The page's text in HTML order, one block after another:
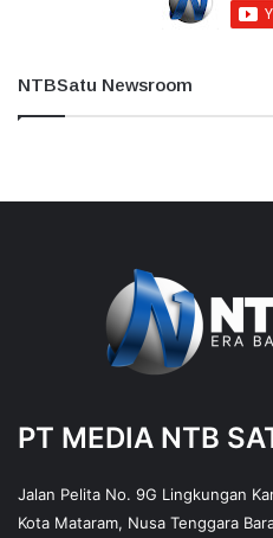
NTBSatu Newsroom
PT MEDIA NTB
Jalan Pelita No. 9G Lingkungan
Kota Mataram, Nusa Tenggara